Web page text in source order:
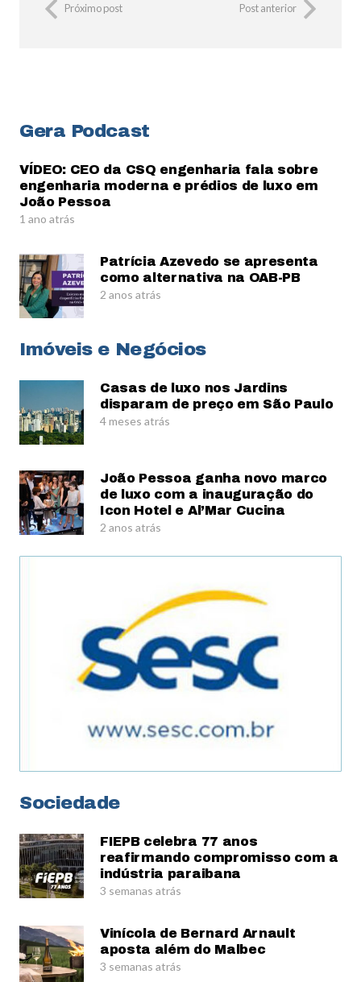
Próximo post Post anterior
Gera Podcast
VÍDEO: CEO da CSQ engenharia fala sobre
engenharia moderna e prédios de luxo em
João Pessoa
1 ano atrás
Patrícia Azevedo se apresenta
como alternativa na OAB-PB
2 anos atrás
Imóveis e Negócios
Casas de luxo nos Jardins
disparam de preço em São Paulo
4 meses atrás
João Pessoa ganha novo marco
de luxo com a inauguração do
Icon Hotel e Al’Mar Cucina
2 anos atrás
Sociedade
FIEPB celebra 77 anos
reafirmando compromisso com a
indústria paraibana
3 semanas atrás
Vinícola de Bernard Arnault
aposta além do Malbec
3 semanas atrás